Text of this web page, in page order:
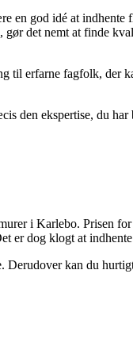
god idé at
det nemt at finde
erfarne fagfolk, der
den ekspertise, du
i Karlebo. Prisen
er dog klogt at
kan du